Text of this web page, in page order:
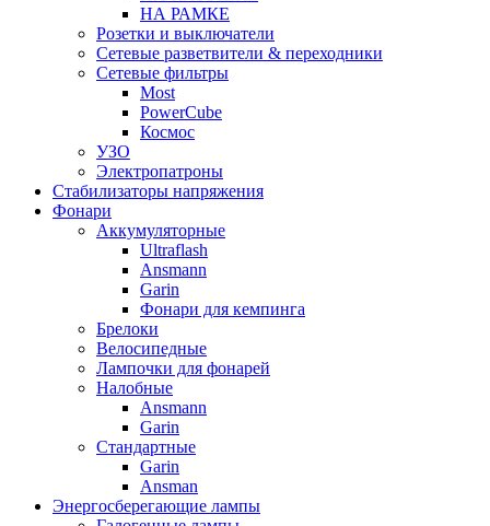
НА РАМКЕ
Розетки и выключатели
Сетевые разветвители & переходники
Сетевые фильтры
Most
PowerCube
Космос
УЗО
Электропатроны
Стабилизаторы напряжения
Фонари
Аккумуляторные
Ultraflash
Ansmann
Garin
Фонари для кемпинга
Брелоки
Велосипедные
Лампочки для фонарей
Налобные
Ansmann
Garin
Стандартные
Garin
Ansman
Энергосберегающие лампы